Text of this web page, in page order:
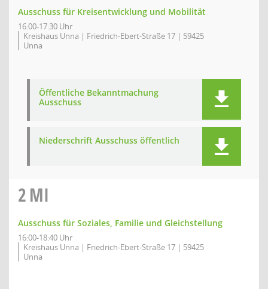
Ausschuss für Kreisentwicklung und Mobilität
16:00-17:30 Uhr
Kreishaus Unna | Friedrich-Ebert-Straße 17 | 59425
Unna
Öffentliche Bekanntmachung
Ausschuss
Niederschrift Ausschuss öffentlich
2MI
Ausschuss für Soziales, Familie und Gleichstellung
16:00-18:40 Uhr
Kreishaus Unna | Friedrich-Ebert-Straße 17 | 59425
Unna